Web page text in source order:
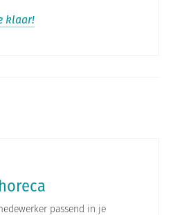
klaar!
passend in je